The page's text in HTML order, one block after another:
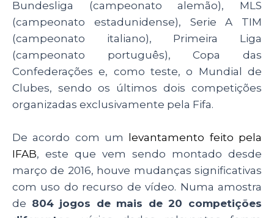
Bundesliga (campeonato alemão), MLS
(campeonato estadunidense), Serie A TIM
(campeonato italiano), Primeira Liga
(campeonato português), Copa das
Confederações e, como teste, o Mundial de
Clubes, sendo os últimos dois competições
organizadas exclusivamente pela Fifa.
De acordo com um levantamento feito pela
IFAB, este que vem sendo montado desde
março de 2016, houve mudanças significativas
com uso do recurso de vídeo. Numa amostra
de 804 jogos de mais de 20 competições